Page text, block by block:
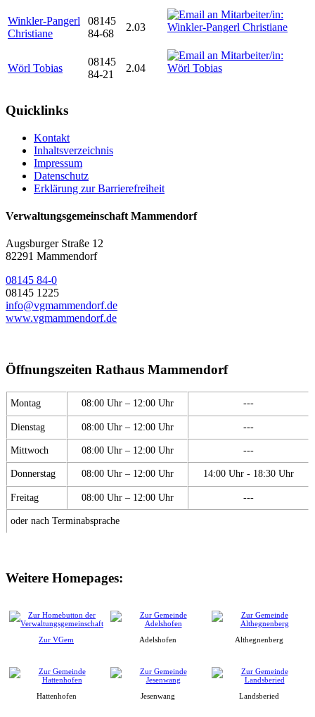
Winkler-Pangerl
Christiane
08145
84-68
2.03
Wörl Tobias
08145
84-21
2.04
Quicklinks
Kontakt
Inhaltsverzeichnis
Impressum
Datenschutz
Erklärung zur Barrierefreiheit
Verwaltungsgemeinschaft Mammendorf
Augsburger Straße 12
82291 Mammendorf
08145 84-0
08145 1225
info@vgmammendorf.de
www.vgmammendorf.de
Öffnungszeiten Rathaus Mammendorf
Montag 08:00 Uhr – 12:00 Uhr ---
Dienstag 08:00 Uhr – 12:00 Uhr ---
Mittwoch 08:00 Uhr – 12:00 Uhr ---
Donnerstag 08:00 Uhr – 12:00 Uhr 14:00 Uhr - 18:30 Uhr
Freitag 08:00 Uhr – 12:00 Uhr ---
oder nach Terminabsprache
Weitere Homepages:
Zur VGem Adelshofen Althegnenberg
Hattenhofen Jesenwang Landsberied